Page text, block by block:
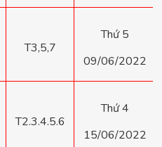
T3,5,7
Thứ 5
09/06/2022
T2.3.4.5.6
Thứ 4
15/06/2022